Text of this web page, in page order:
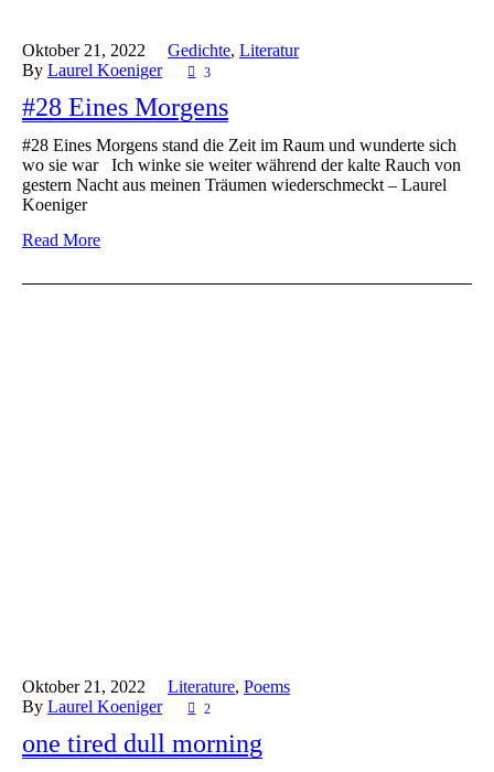
Oktober 21, 2022 Gedichte, Literatur
By Laurel Koeniger 3
#28 Eines Morgens
#28 Eines Morgens stand die Zeit im Raum und wunderte sich
wo sie war Ich winke sie weiter während der kalte Rauch von
gestern Nacht aus meinen Träumen wiederschmeckt – Laurel
Koeniger
Read More
Oktober 21, 2022 Literature, Poems
By Laurel Koeniger 2
one tired dull morning